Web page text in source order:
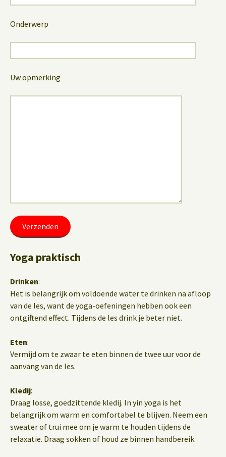
Onderwerp
Uw opmerking
Yoga praktisch
Drinken:
Het is belangrijk om voldoende water te drinken na afloop
van de les, want de yoga-oefeningen hebben ook een
ontgiftend effect. Tijdens de les drink je beter niet.
Eten:
Vermijd om te zwaar te eten binnen de twee uur voor de
aanvang van de les.
Kledij:
Draag losse, goedzittende kledij. In yin yoga is het
belangrijk om warm en comfortabel te blijven. Neem een
sweater of trui mee om je warm te houden tijdens de
relaxatie. Draag sokken of houd ze binnen handbereik.